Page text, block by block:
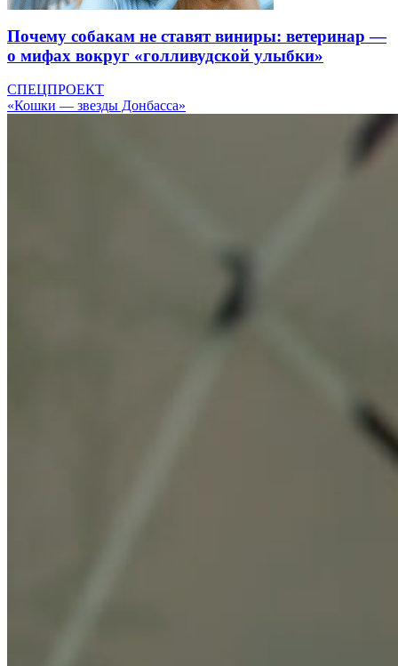
Почему собакам не ставят виниры: ветеринар —
о мифах вокруг «голливудской улыбки»
СПЕЦПРОЕКТ
«Кошки — звезды Донбасса»